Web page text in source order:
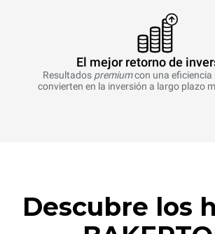
El mejor retorno de
Resultados premiumcon una eficiencia
convierten en la inversión a largo plazo
Descubre los